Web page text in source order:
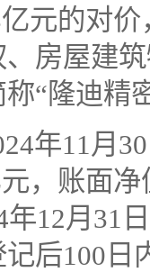
元的对
房屋建
“隆迪精
年11月
，账面
12月31
后100日